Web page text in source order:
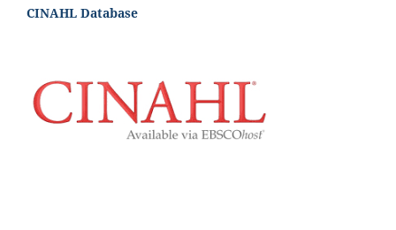
CINAHL Database